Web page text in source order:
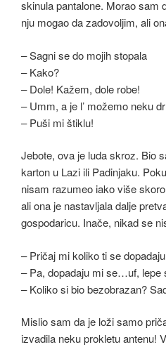
skinula pantalone. Morao sam
nju mogao da zadovoljim, ali
– Sagni se do mojih stopala
– Kako?
– Dole! Kažem, dole robe!
– Umm, a je l’ možemo neku
– Puši mi štiklu!
Jebote, ova je luda skroz. Bio
karton u Lazi ili Padinjaku.
nisam razumeo iako više
ali ona je nastavljala dalje
gospodaricu. Inače, nikad se
– Pričaj mi koliko ti se
– Pa, dopadaju mi se…uf,
– Koliko si bio bezobrazan?
Mislio sam da je loži samo
izvadila neku prokletu antenu!